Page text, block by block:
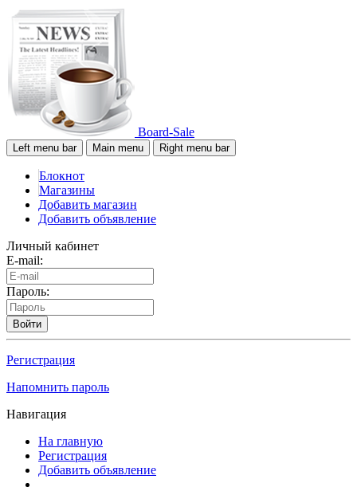
Board-Sale
Left menu bar Main menu Right menu bar
Блокнот
Магазины
Добавить магазин
Добавить объявление
Личный кабинет
E-mail:
Пароль:
Войти
Регистрация
Напомнить пароль
Навигация
На главную
Регистрация
Добавить объявление